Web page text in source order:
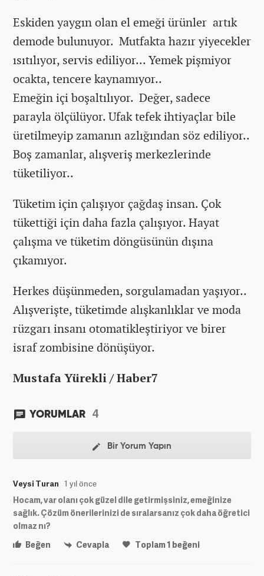
Eskiden yaygın olan el emeği ürünler artık
demode bulunuyor. Mutfakta hazır yiyecekler
ısıtılıyor, servis ediliyor... Yemek pişmiyor
ocakta, tencere kaynamıyor..
Emeğin içi boşaltılıyor. Değer, sadece
parayla ölçülüyor. Ufak tefek ihtiyaçlar bile
üretilmeyip zamanın azlığından söz ediliyor..
Boş zamanlar, alışveriş merkezlerinde
tüketiliyor..
Tüketim için çalışıyor çağdaş insan. Çok
tükettiği için daha fazla çalışıyor. Hayat
çalışma ve tüketim döngüsünün dışına
çıkamıyor.
Herkes düşünmeden, sorgulamadan yaşıyor..
Alışverişte, tüketimde alışkanlıklar ve moda
rüzgarı insanı otomatikleştiriyor ve birer
israf zombisine dönüşüyor.
Mustafa Yürekli / Haber7
YORUMLAR 4
Bir Yorum Yapın
Veysi Turan 1 yıl önce
Hocam, var olanı çok güzel dile getirmişsiniz, emeğinize
sağlık. Çözüm önerilerinizi de sıralarsanız çok daha öğretici
olmaz nı?
Beğen
Cevapla Toplam1 beğeni